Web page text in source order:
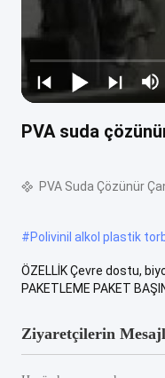
PVA suda
PVA Suda Çözünür
#Polivinil alkol plastik
ÖZELLİK Çevre dostu,
PAKETLEME PAKET
Ziyaretçilerin